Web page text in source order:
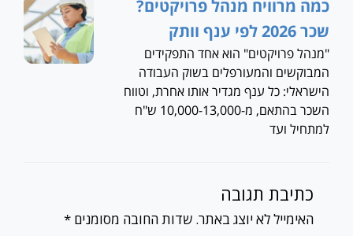
כמה מרוויח מנהל פרויקטים?
שכר 2026 לפי ענף וותק
"מנהל פרויקטים" הוא אחד התפקידים
המבוקשים והמעורפלים בשוק העבודה
הישראלי: כל ענף מגדיר אותו אחרת, וטווח
השכר בהתאם, מ-10,000-13,000 ש"ח
למתחיל ועד
כתיבת תגובה
האימייל לא יוצג באתר. שדות החובה מסומנים *